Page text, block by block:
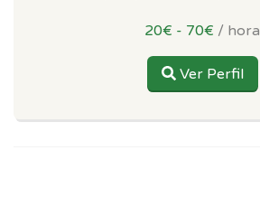
20€ - 70€ / hora
Ver Perfil